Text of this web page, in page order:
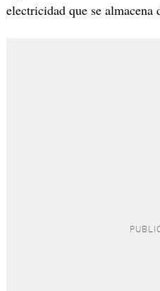
electricidad que se almacena